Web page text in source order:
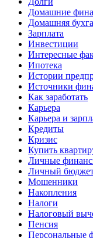
Домашние
Домашняя
Зарплата
Инвестиции
Интересные
Ипотека
Истории
Источники
Как заработать
Карьера
Карьера и
Кредиты
Кризис
Купить
Личные
Личный
Мошенники
Накопления
Налоги
Налоговый
Пенсия
Персональные